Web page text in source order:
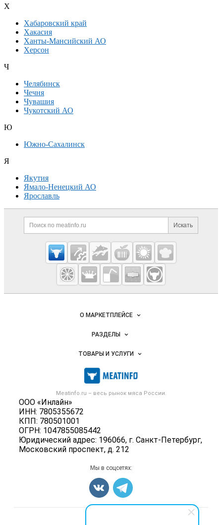
Х
Хабаровский край
Хакасия
Ханты-Мансийский АО
Херсон
Ч
Челябинск
Чечня
Чувашия
Чукотский АО
Ю
Южно-Сахалинск
Я
Якутия
Ямало-Ненецкий АО
Ярославль
Дополнительная информация
Поиск по сайту и
Искать
Cсылки на полезные проекты
Meatinfo.ru —
мясо и
мясопродукты
Важные разделы и контакты
Meatinfo.ru – весь рынок мяса России.
ООО «Инлайн»
ИНН: 7805355672
КПП: 780501001
ОГРН: 1047855085442
Юридический адрес: 196066, г. Санкт-Петербург,
Московский проспект, д. 212
Навигация по сайтуО МАРКЕТПЛЕЙСЕ
Новости Meatinfo.ru
Размещение рекламы
Публичная оферта
Контактная информация
Политика обработки персональных данных
РАЗДЕЛЫ
Объявления
Новости рынка
Мониторинг
Вакансии
ТОВАРЫ И УСЛУГИ
Мясо, мясопродукты
Скот в живом весе
Колбасы, сосиски, деликатесы
Мясные полуфабрикаты
Мясные снеки
Яйца
Карта объявлений
Мы в соцсетях: